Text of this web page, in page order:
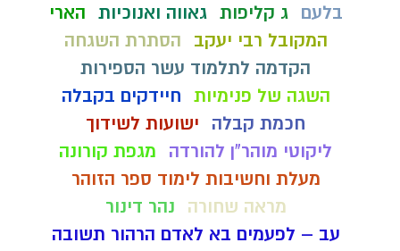
בלעם ג קליפות גאווה ואנוכיות הארי
המקובל רבי יעקב
הסתרת השגחה
הקדמה לתלמוד עשר הספירות
השגה של פנימיות חיידקים בקבלה
חכמת קבלה
ישועות לשידוך
ליקוטי מוהר"ן להורדה
מגפת קורונה
מעלת וחשיבות לימוד ספר הזוהר
מראה שחורה
נהר דינור
עב – לפעמים בא לאדם הרהור תשובה